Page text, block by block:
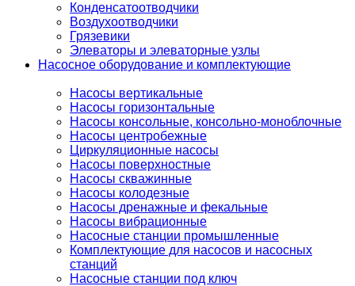
Конденсатоотводчики
Воздухоотводчики
Грязевики
Элеваторы и элеваторные узлы
Насосное оборудование и комплектующие
Насосы вертикальные
Насосы горизонтальные
Насосы консольные, консольно-моноблочные
Насосы центробежные
Циркуляционные насосы
Насосы поверхностные
Насосы скважинные
Насосы колодезные
Насосы дренажные и фекальные
Насосы вибрационные
Насосные станции промышленные
Комплектующие для насосов и насосных
станций
Насосные станции под ключ